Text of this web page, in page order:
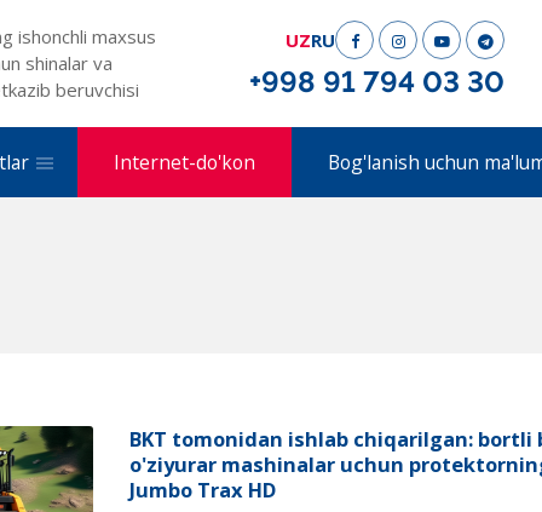
ishonchli maxsus
shinalar va
beruvchisi
UZRU
+998 91 794 03 30
Internet-do'kon Bog'lanish uchun
BKT tomonidan ishlab chiqarilgan:
o'ziyurar mashinalar uchun
Jumbo Trax HD